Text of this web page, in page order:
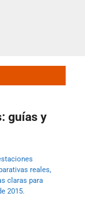
guías y
reales,
claras para
2015.